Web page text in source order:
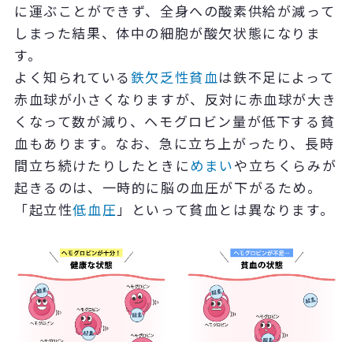
に運ぶことができず、全身への酸素供給が減って
しまった結果、体中の細胞が酸欠状態になりま
す。
よく知られている 鉄欠乏性貧血は鉄不足によって
赤血球が小さくなりますが、反対に赤血球が大き
くなって数が減り、ヘモグロビン量が低下する貧
血もあります。なお、急に立ち上がったり、長時
間立ち続けたりしたときにめまいや立ちくらみが
起きるのは、一時的に脳の血圧が下がるため。
「起立性低血圧」といって貧血とは異なります。